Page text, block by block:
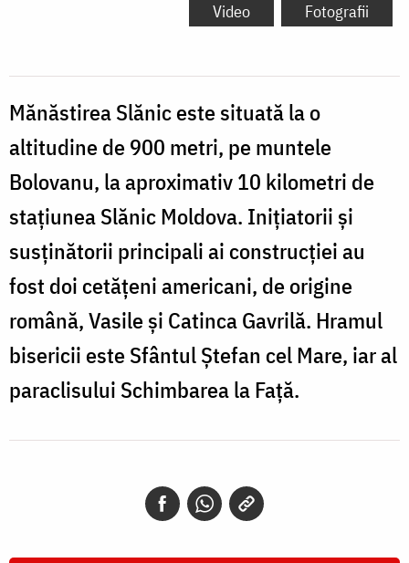
Video Fotografii
Mănăstirea Slănic este situată la o
altitudine de 900 metri, pe muntele
Bolovanu, la aproximativ 10 kilometri de
stațiunea Slănic Moldova. Inițiatorii și
susținătorii principali ai construcției au
fost doi cetățeni americani, de origine
română, Vasile și Catinca Gavrilă. Hramul
bisericii este Sfântul Ștefan cel Mare, iar al
paraclisului Schimbarea la Față.